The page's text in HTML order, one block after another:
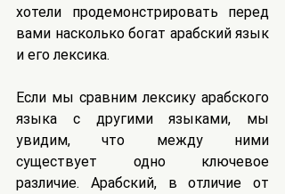
хотели продемонстрировать перед
вами насколько богат арабский язык
и его лексика.
Если мы сравним лексику арабского
языка с другими языками, мы
увидим, что между ними
существует одно ключевое
различие. Арабский, в отличие от